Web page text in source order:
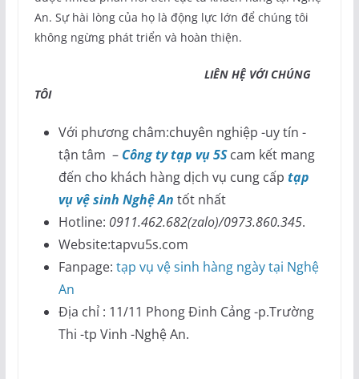
An. Sự hài lòng của họ là động lực lớn để chúng tôi
không ngừng phát triển và hoàn thiện.
LIÊN HỆ VỚI CHÚNG
TÔI
Với phương châm:chuyên nghiệp -uy tín -
tận tâm – Công ty tạp vụ 5Scam kết mang
đến cho khách hàng dịch vụ cung cấp tạp
vụ vệ sinh Nghệ An tốt nhất
Hotline: 0911.462.682(zalo)/0973.860.345.
Website:tapvu5s.com
Fanpage: tạp vụ vệ sinh hàng ngày tại Nghệ
An
Địa chỉ : 11/11 Phong Đinh Cảng -p.Trường
Thi -tp Vinh -Nghệ An.